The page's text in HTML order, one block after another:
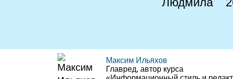
Максим Ильяхов
Главред, автор курса